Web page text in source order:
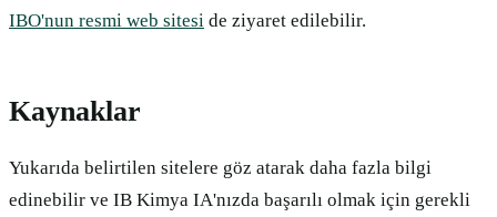
IBO'nun resmi web sitesi de ziyaret edilebilir.
Kaynaklar
Yukarıda belirtilen sitelere göz atarak daha fazla bilgi
edinebilir ve IB Kimya IA'nızda başarılı olmak için gerekli